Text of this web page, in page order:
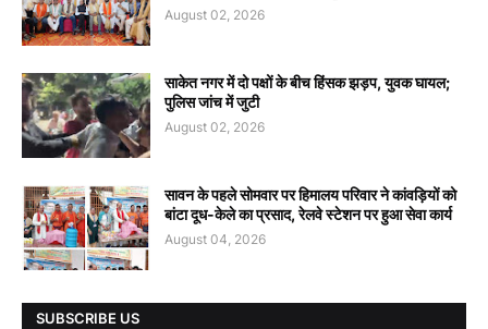
August 02, 2026
साकेत नगर में दो पक्षों के बीच हिंसक झड़प, युवक घायल;
पुलिस जांच में जुटी
August 02, 2026
सावन के पहले सोमवार पर हिमालय परिवार ने कांवड़ियों को
बांटा दूध-केले का प्रसाद, रेलवे स्टेशन पर हुआ सेवा कार्य
August 04, 2026
SUBSCRIBE US